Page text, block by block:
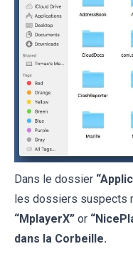
Dans le dossier
les dossiers suspects
“MplayerX” or
dans la Corbeille.